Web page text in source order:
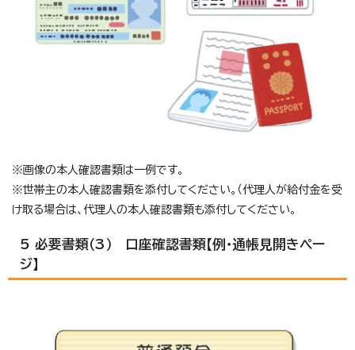
※画像の本人確認書類は一例です。
※世帯主の本人確認書類を添付してください。（代理人が給付金を受
け取る場合は、代理人の本人確認書類も添付してください。
5 必要書類（3） 口座確認書類【例・通帳見開きペー
ジ】